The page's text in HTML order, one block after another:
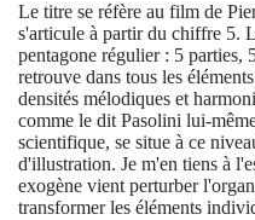
Le titre se réfère au film de
s'articule à partir du chiffre 5.
pentagone régulier : 5 parties,
retrouve dans tous les
densités mélodiques et
comme le dit Pasolini lui-
scientifique, se situe à ce
d'illustration. Je m'en tiens à
exogène vient perturber
transformer les éléments